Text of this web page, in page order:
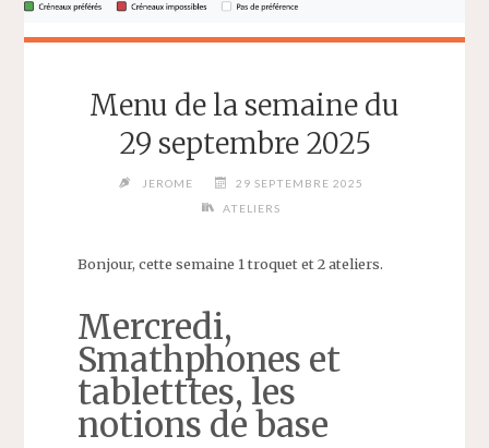
Menu de la semaine du
29 septembre 2025
JEROME
29 SEPTEMBRE 2025
ATELIERS
Bonjour, cette semaine 1 troquet et 2 ateliers.
Mercredi,
Smathphones et
tabletttes, les
notions de base